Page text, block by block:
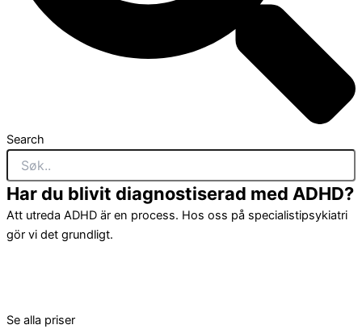
Search
Har du blivit diagnostiserad med ADHD?
Att utreda ADHD är en process. Hos oss på specialistipsykiatri
gör vi det grundligt.
Se alla priser